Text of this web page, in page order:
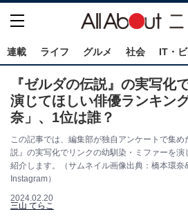
連載 ライフ グルメ 社会 IT・
『ゼルダの伝説』の実写化
演じてほしい俳優ランキン
奈」、1位は誰？
この記事では、編集部が独自アンケートで集
説』の実写化でリンクの幼馴染・ミファーを
紹介します。（サムネイル画像出典：橋本環
Instagram）
2024.02.20
三山 てらこ